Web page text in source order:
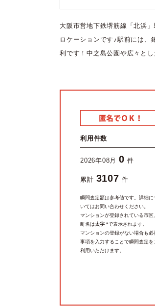
大阪市営地下鉄堺筋線「北浜
ロケーションです♪駅前には、
利です！中之島公園や広々と
利用件数
2026年08月 0 件
累計 3107 件
瞬間査定額は参考値です。詳細に
いてはお問い合わせください。
マンションが登録されている市区
町名は太字 *で表示されます。
マンションの登録がない場合も必
事項を入力することで瞬間査定を
利用いただけます。